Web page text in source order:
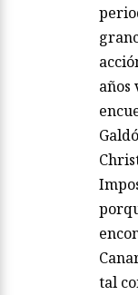
años
tal